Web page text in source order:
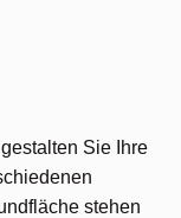
Sie Ihre
stehen